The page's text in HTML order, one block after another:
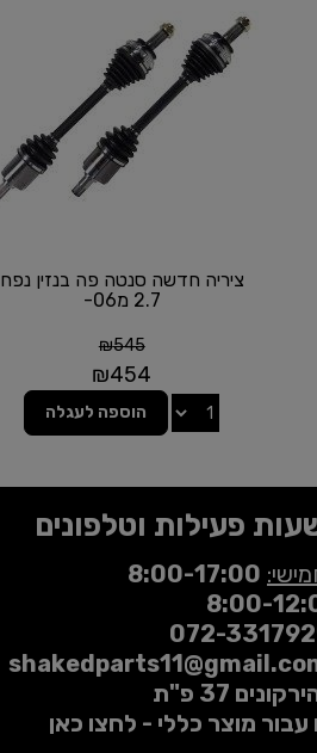
ציריה חדשה סנטה פה בנזין נפח
2.7 מ06-
₪545
₪454
הוספה לעגלה
פעילות וטלפונים
8:00-17:00
8:00-
072-
37 פ"ת
מוצר כללי - לחצו כאן